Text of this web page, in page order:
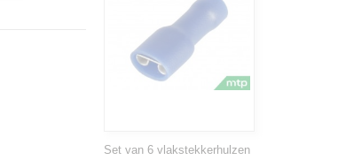
Set van 6 vlakstekkerhulzen